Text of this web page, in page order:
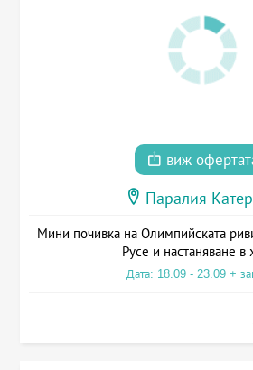
виж
Паралия
Мини почивка на Олимпийската
Русе и настаняване в
Дата: 18.09 - 23.09 +